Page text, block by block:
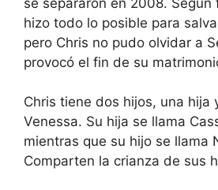
hizo todo lo posible para
pero Chris no pudo olvidar a
provocó el fin de su
Chris tiene dos hijos, una hija
Venessa. Su hija se llama
mientras que su hijo se llama
Comparten la crianza de sus